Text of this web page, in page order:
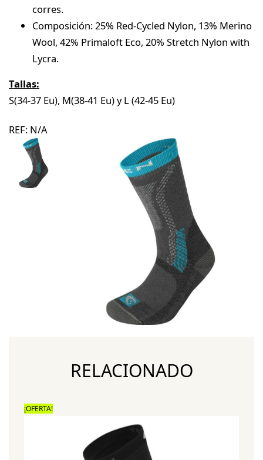
corres.
Composición: 25% Red-Cycled Nylon, 13% Merino
Wool, 42% Primaloft Eco, 20% Stretch Nylon with
Lycra.
Tallas:
S(34-37 Eu), M(38-41 Eu) y L (42-45 Eu)
REF: N/A
RELACIONADO
¡OFERTA!